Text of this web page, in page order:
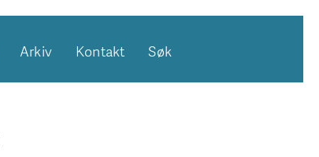
Arkiv Kontakt Søk